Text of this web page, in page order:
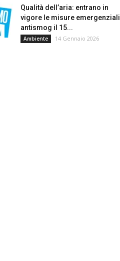
Qualità dell’aria: entrano in
vigore le misure emergenziali
antismog il 15...
Ambiente 14 Gennaio 2026